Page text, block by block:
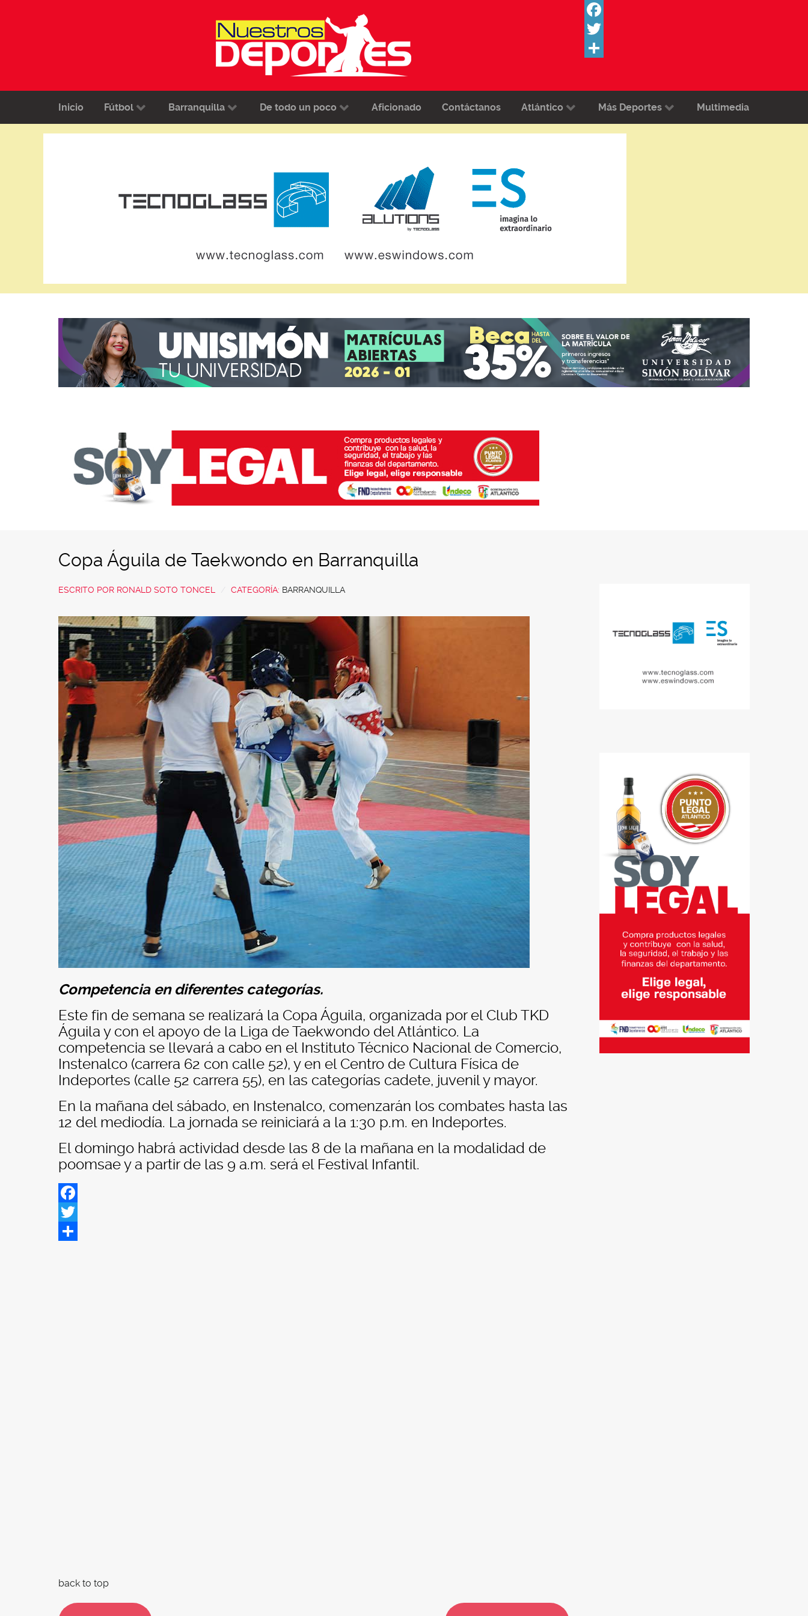
Facebook
Twitter
Inicio Fútbol Barranquilla De todo un poco Aficionado Contáctanos Atlántico Más Deportes Multimedia
Copa Águila de Taekwondo en Barranquilla
ESCRITO POR RONALD SOTO TONCEL CATEGORÍA: BARRANQUILLA
Competencia en diferentes categorías.
Este fin de semana se realizará la Copa Águila, organizada por el Club TKD
Águila y con el apoyo de la Liga de Taekwondo del Atlántico. La
competencia se llevará a cabo en el Instituto Técnico Nacional de Comercio,
Instenalco (carrera 62 con calle 52), y en el Centro de Cultura Física de
Indeportes (calle 52 carrera 55), en las categorías cadete, juvenil y mayor.
En la mañana del sábado, en Instenalco, comenzarán los combates hasta las
12 del mediodía. La jornada se reiniciará a la 1:30 p.m. en Indeportes.
El domingo habrá actividad desde las 8 de la mañana en la modalidad de
poomsae y a partir de las 9 a.m. será el Festival Infantil.
Facebook
Twitter
back to top